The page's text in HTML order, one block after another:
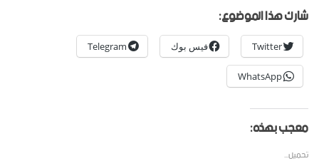
شارك هذا الموضوع:
Twitter فيس بوك Telegram
WhatsApp
معجب بهذه:
تحميل...